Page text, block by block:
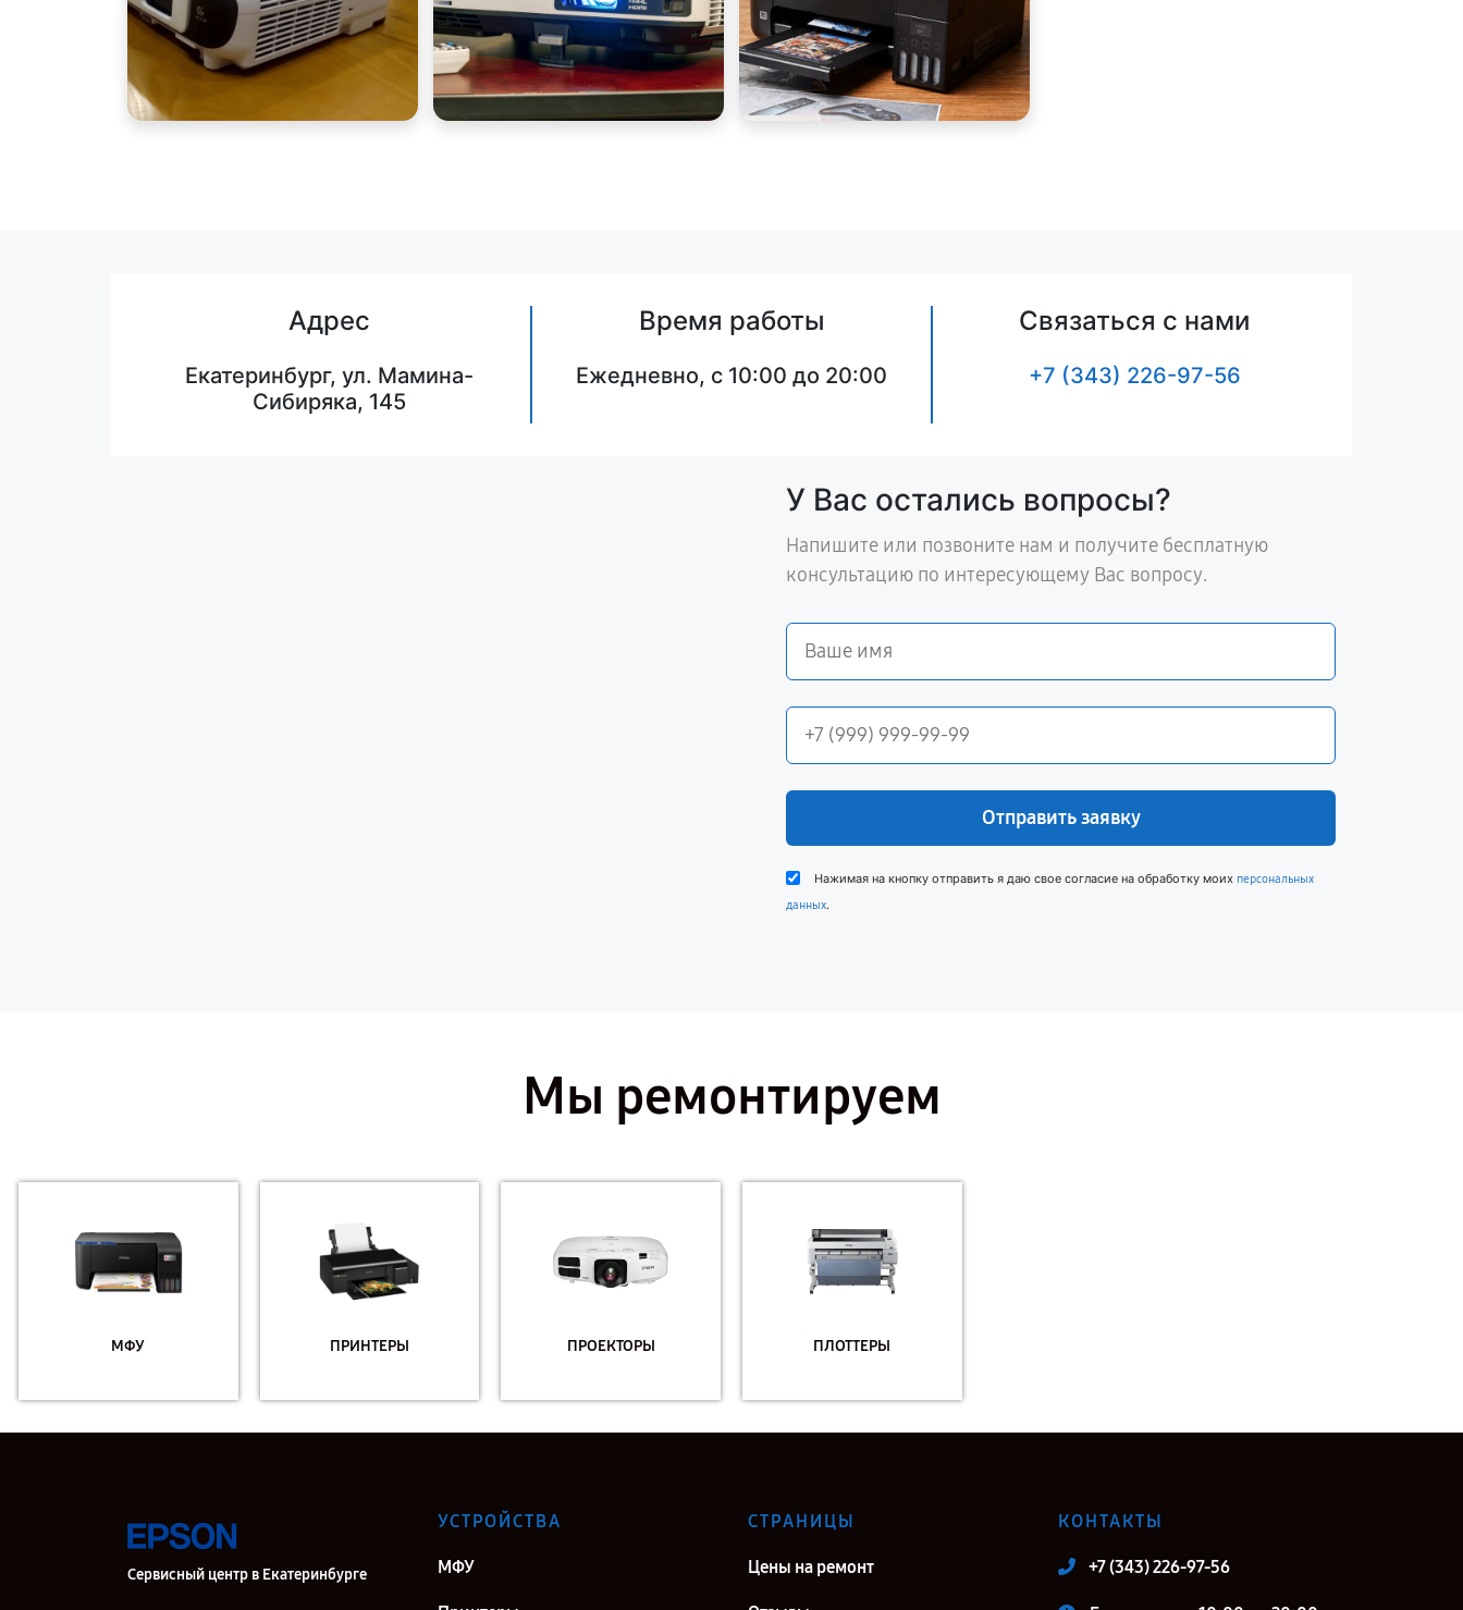
Адрес
Екатеринбург, ул. Мамина-
Сибиряка, 145
Время работы
Ежедневно, с 10:00 до 20:00
Связаться с нами
+7 (343) 226-97-56
У Вас остались вопросы?
Напишите или позвоните нам и получите бесплатную
консультацию по интересующему Вас вопросу.
Отправить заявку
Нажимая на кнопку отправить я даю свое согласие на обработку моих персональных
данных.
Мы ремонтируем
МФУ ПРИНТЕРЫ ПРОЕКТОРЫ ПЛОТТЕРЫ
Сервисный центр в Екатеринбурге
УСТРОЙСТВА
МФУ
СТРАНИЦЫ
Цены на ремонт
КОНТАКТЫ
+7 (343) 226-97-56